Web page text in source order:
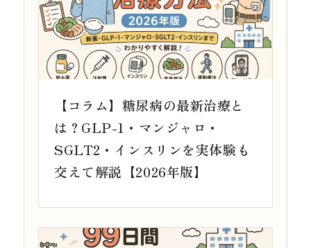
【コラム】糖尿病の最新治療と
は？GLP-1・マンジャロ・
SGLT2・インスリンを実体験も
交えて解説【2026年版】